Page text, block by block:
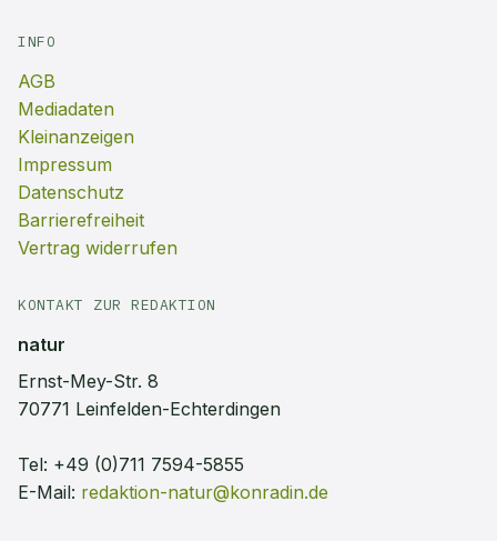
INFO
AGB
Mediadaten
Kleinanzeigen
Impressum
Datenschutz
Barrierefreiheit
Vertrag widerrufen
KONTAKT ZUR REDAKTION
natur
Ernst-Mey-Str. 8
70771 Leinfelden-Echterdingen
Tel: +49 (0)711 7594-5855
E-Mail: redaktion-natur@konradin.de